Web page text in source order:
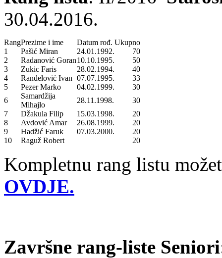
30.04.2016.
RangPrezime i ime Datum rođ. Ukupno
1
Pašić Miran 24.01.1992.
70
2
Radanović Goran10.10.1995.
50
3
Zukic Faris 28.02.1994.
40
4
Ranđelović Ivan 07.07.1995.
33
5
Pezer Marko 04.02.1999.
30
6
Samardžija
Mihajlo
28.11.1998.
30
7
Džakula Filip 15.03.1998.
20
8
Avdović Amar 26.08.1999.
20
9
Hadžić Faruk 07.03.2000.
20
10
Raguž Robert 20
Kompletnu rang listu
OVDJE.
Završne rang-liste Seniori